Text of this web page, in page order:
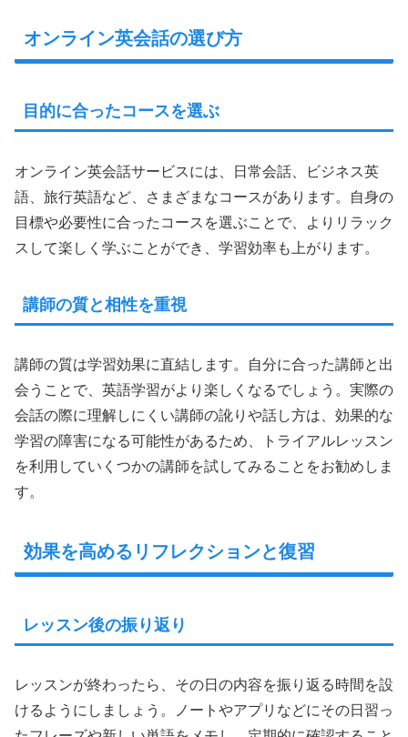
オンライン英会話の選び方
目的に合ったコースを選ぶ
オンライン英会話サービスには、日常会話、ビジネス英
語、旅行英語など、さまざまなコースがあります。自身の
目標や必要性に合ったコースを選ぶことで、よりリラック
スして楽しく学ぶことができ、学習効率も上がります。
講師の質と相性を重視
講師の質は学習効果に直結します。自分に合った講師と出
会うことで、英語学習がより楽しくなるでしょう。実際の
会話の際に理解しにくい講師の訛りや話し方は、効果的な
学習の障害になる可能性があるため、トライアルレッスン
を利用していくつかの講師を試してみることをお勧めしま
す。
効果を高めるリフレクションと復習
レッスン後の振り返り
レッスンが終わったら、その日の内容を振り返る時間を設
けるようにしましょう。ノートやアプリなどにその日習っ